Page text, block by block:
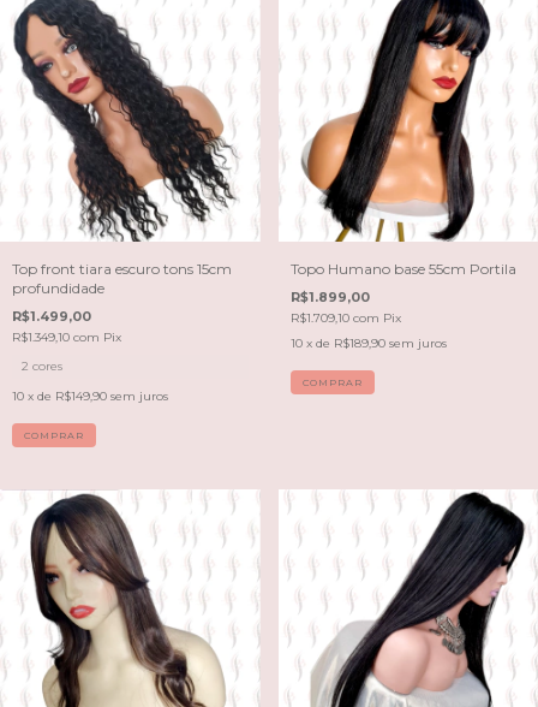
Top front tiara escuro tons 15cm
profundidade
R$1.499,00
R$1.349,10 com Pix
2 cores
10 x de R$149,90 sem juros
COMPRAR
Topo Humano base 55cm Portila
R$1.899,00
R$1.709,10 com Pix
10 x de R$189,90 sem juros
COMPRAR